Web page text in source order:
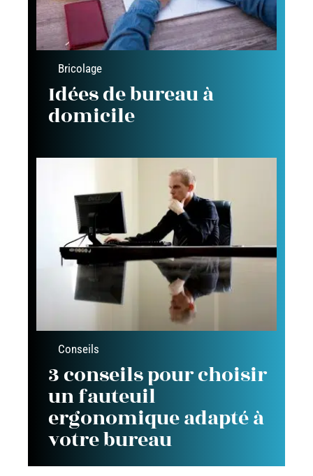
Bricolage
Idées de bureau à
domicile
Conseils
3 conseils pour choisir
un fauteuil
ergonomique adapté à
votre bureau